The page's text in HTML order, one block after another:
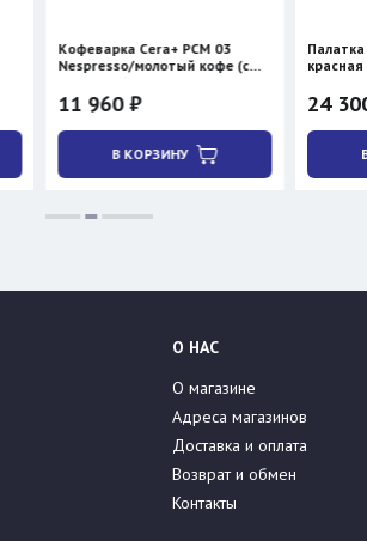
Кофеварка Cera+ PCM 03
Nespresso/молотый кофе (с
11 960 ₽
В КОРЗИНУ
Палатка BTrace
красная
24 300 ₽ 28
В
О НАС
О магазине
Адреса магазинов
Доставка и оплата
Возврат и обмен
Контакты